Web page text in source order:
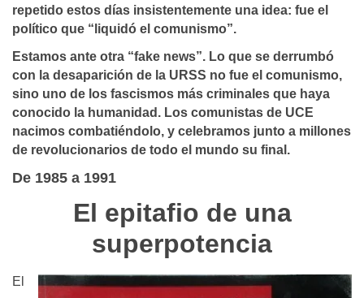
repetido estos días insistentemente una idea: fue el
político que “liquidó el comunismo”.
Estamos ante otra “fake news”. Lo que se derrumbó
con la desaparición de la URSS no fue el comunismo,
sino uno de los fascismos más criminales que haya
conocido la humanidad. Los comunistas de UCE
nacimos combatiéndolo, y celebramos junto a millones
de revolucionarios de todo el mundo su final.
De 1985 a 1991
El epitafio de una
superpotencia
El